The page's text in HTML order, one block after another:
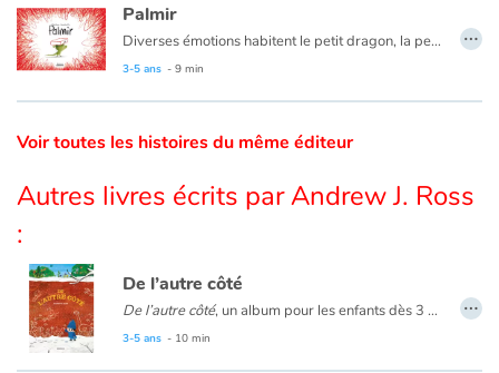
Contraste +
Aide
Accueil
Famille
Écoles
Médiathèques
Vidéos & Tutoriaux
Palmir
Diverses émotions habitent le petit dragon, la peur, la tristesse, mais aussi la fierté, quand il trouve une solution à une difficulté, et la joie quand parfois sa traversée devient un jeu, car il reste, malgré tout, un enfant.
3-5 ans - 9 min
…
Voir toutes les histoires du même éditeur
Autres livres écrits par Andrew J. Ross
:
De l’autre côté
De l’autre côté, un album pour les enfants dès 3 ans.
Avec une échelle, une corde, puis une pelle, quatre personnages essaient sans succès de le franchir.
3-5 ans - 10 min
…